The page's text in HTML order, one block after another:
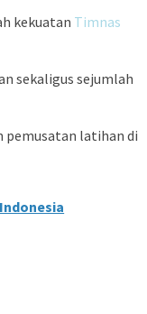
kekuatan Timnas
sekaligus sejumlah
pemusatan latihan di